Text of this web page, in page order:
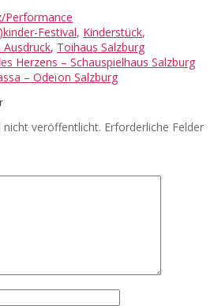
Performance
Festival, Kinderstück,
Ausdruck, Toihaus Salzburg
Herzens – Schauspielhaus Salzburg
– Odeïon Salzburg
nicht veröffentlicht. Erforderliche Felder